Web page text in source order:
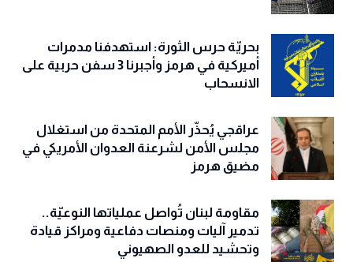
بحريّة حرس الثورة: استهدفنا مدمرات
أميركية في هرمز وأجبرنا 3 سفن حربية على
الانسحاب
عراقجي يُحذّر الأمم المتحدة من استغلال
مجلس الأمن لشرعنة العدوان الأمريكي في
مضيق هرمز
مقاومة لبنان تُواصل عملياتها النوعيّة..
تدمير آليات ومنصات دفاعية ومراكز قيادة
وتحشيد للعدو الصهيوني